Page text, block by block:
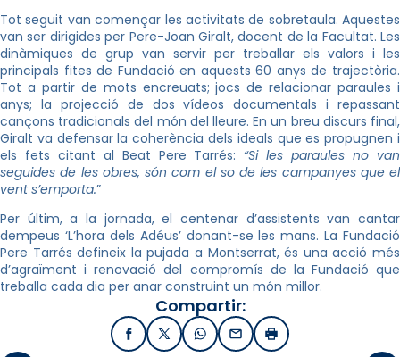
Tot seguit van començar les activitats de sobretaula. Aquestes
van ser dirigides per Pere-Joan Giralt, docent de la Facultat. Les
dinàmiques de grup van servir per treballar els valors i les
principals fites de Fundació en aquests 60 anys de trajectòria.
Tot a partir de mots encreuats; jocs de relacionar paraules i
anys; la projecció de dos vídeos documentals i repassant
cançons tradicionals del món del lleure. En un breu discurs final,
Giralt va defensar la coherència dels ideals que es propugnen i
els fets citant al Beat Pere Tarrés: “Si les paraules no van
seguides de les obres, són com el so de les campanyes que el
vent s’emporta.”
Per últim, a la jornada, el centenar d’assistents van cantar
dempeus ‘L’hora dels Adéus’ donant-se les mans. La Fundació
Pere Tarrés defineix la pujada a Montserrat, és una acció més
d’agraïment i renovació del compromís de la Fundació que
treballa cada dia per anar construint un món millor.
Compartir:
FacebookX / TwitterWhatsApp
EmailImprimir